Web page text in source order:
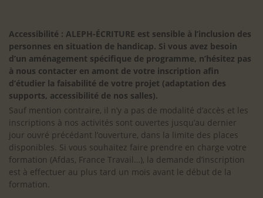
Accessibilité : ALEPH-ÉCRITURE est sensible à l’inclusion des
personnes en situation de handicap. Si vous avez besoin
d’un aménagement spécifique de programme, n’hésitez pas
à nous contacter en amont de votre inscription afin
d’étudier la faisabilité de votre projet (adaptation des
supports, accessibilité de nos salles).
Sauf mention contraire, il n’y a pas de modalité d’accès et les
inscriptions à nos activités sont ouvertes jusqu’au dernier
jour ouvré précédant l’ouverture, dans la limite des places
disponibles. Si vous souhaitez faire prendre en charge votre
formation (Afdas, France Travail…), la demande d’inscription
est à effectuer au plus tard un mois avant le début de la
formation.